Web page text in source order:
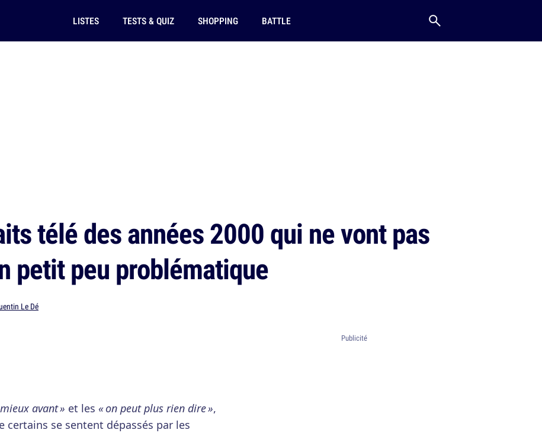
LISTES TESTS & QUIZ SHOPPING BATTLE
télé des années 2000 qui ne vont pas
petit peu problématique
Le Dé
avant » et les « on peut plus rien dire »,
certains se sentent dépassés par les